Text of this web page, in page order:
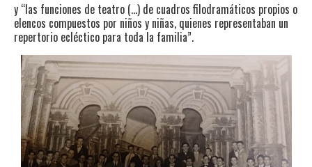
y “las funciones de teatro (…) de cuadros filodramáticos propios o
elencos compuestos por niños y niñas, quienes representaban un
repertorio ecléctico para toda la familia”.